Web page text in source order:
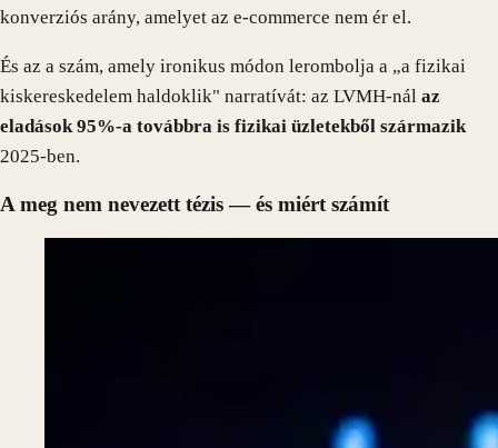
konverziós arány, amelyet az e-commerce nem ér el.
És az a szám, amely ironikus módon lerombolja a „a fizikai
kiskereskedelem haldoklik" narratívát: az LVMH-nál az
eladások 95%-a továbbra is fizikai üzletekből származik
2025-ben.
A meg nem nevezett tézis — és miért számít